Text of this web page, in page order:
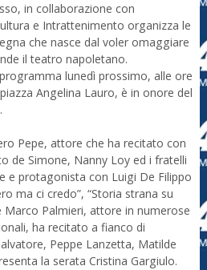
in collaborazione con
e Intrattenimento organizza le
che nasce dal voler omaggiare
il teatro napoletano.
lunedì prossimo, alle ore
Angelina Lauro, è in onore del
Pepe, attore che ha recitato con
de Simone, Nanny Loy ed i fratelli
e protagonista con Luigi De Filippo
ma ci credo”, “Storia strana su
Marco Palmieri, attore in numerose
ha recitato a fianco di
Peppe Lanzetta, Matilde
la serata Cristina Gargiulo.